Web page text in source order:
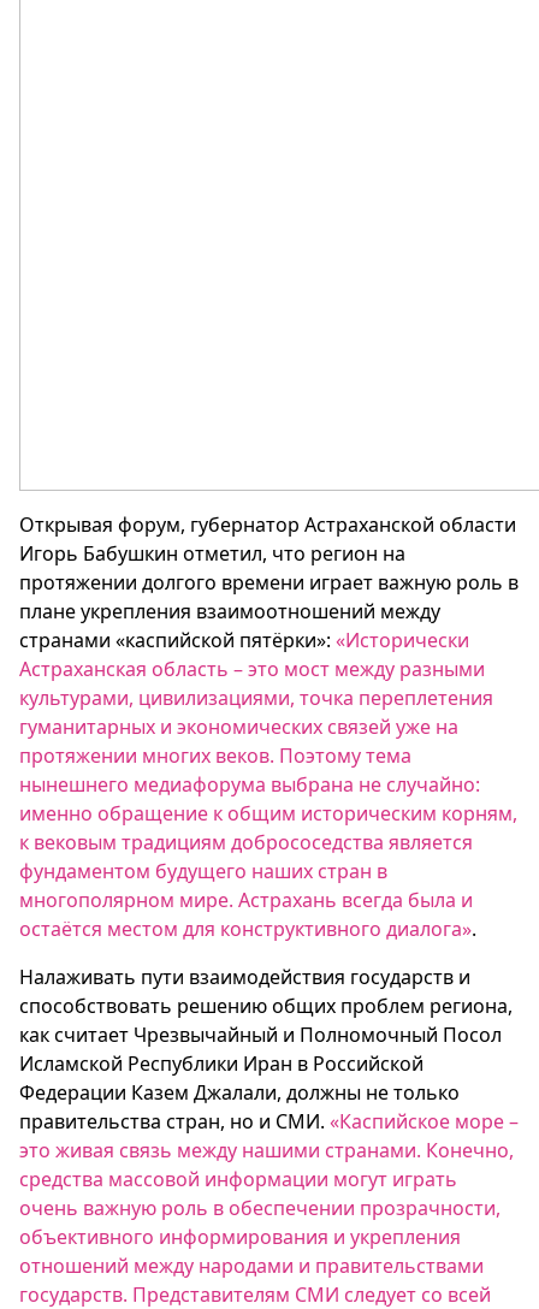
Открывая форум, губернатор Астраханской области
Игорь Бабушкин отметил, что регион на
протяжении долгого времени играет важную роль в
плане укрепления взаимоотношений между
странами «каспийской пятёрки»: «Исторически
Астраханская область – это мост между разными
культурами, цивилизациями, точка переплетения
гуманитарных и экономических связей уже на
протяжении многих веков. Поэтому тема
нынешнего медиафорума выбрана не случайно:
именно обращение к общим историческим корням,
к вековым традициям добрососедства является
фундаментом будущего наших стран в
многополярном мире. Астрахань всегда была и
остаётся местом для конструктивного диалога».
Налаживать пути взаимодействия государств и
способствовать решению общих проблем региона,
как считает Чрезвычайный и Полномочный Посол
Исламской Республики Иран в Российской
Федерации Казем Джалали, должны не только
правительства стран, но и СМИ. «Каспийское море –
это живая связь между нашими странами. Конечно,
средства массовой информации могут играть
очень важную роль в обеспечении прозрачности,
объективного информирования и укрепления
отношений между народами и правительствами
государств. Представителям СМИ следует со всей